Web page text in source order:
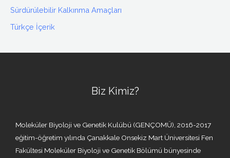
Sürdürülebilir Kalkınma Amaçları
Türkçe İçerik
Biz Kimiz?
Moleküler Biyoloji ve Genetik Kulübü (GENÇOMÜ), 2016-2017
eğitim-öğretim yılında Çanakkale Onsekiz Mart Üniversitesi Fen
Fakültesi Moleküler Biyoloji ve Genetik Bölümü bünyesinde